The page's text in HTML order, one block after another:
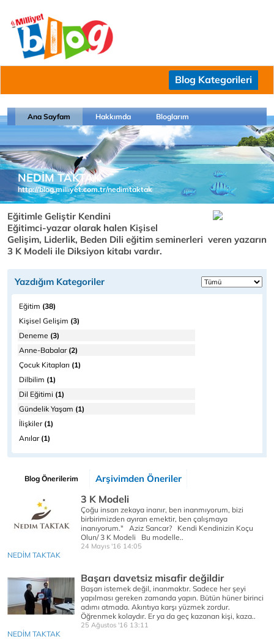
Blog Kategorileri
Ana Sayfam Hakkımda Bloglarım
NEDİM TAKTAK
http://blog.milliyet.com.tr/nedimtaktak
Eğitimle Geliştir Kendini
Eğitimci-yazar olarak halen Kişisel
Gelişim, Liderlik, Beden Dili eğitim seminerleri veren yazarın
3 K Modeli ile Diksiyon kitabı vardır.
Yazdığım Kategoriler
Eğitim (38)
Kişisel Gelişim (3)
Deneme (3)
Anne-Babalar(2)
Çocuk Kitapları (1)
Dilbilim (1)
Dil Eğitimi (1)
Gündelik Yaşam (1)
İlişkiler(1)
Anılar(1)
Blog Önerilerim Arşivimden Öneriler
3 K Modeli
Çoğu insan zekaya inanır, ben inanmıyorum, bizi
birbirimizden ayıran emektir, ben çalışmaya
inanıyorum." Aziz Sancar? Kendi Kendinizin Koçu
Olun/ 3 K Modeli Bu modelle..
24 Mayıs '16 14:05
NEDİM TAKTAK
Başarı davetsiz misafir değildir
Başarı istemek değil, inanmaktır. Sadece her şeyi
yapılması gereken zamanda yapın. Bütün hüner birinci
adımı atmada. Akıntıya karşı yüzmek zordur.
Öğrenmek kolaydır. Er ya da geç kazanan kişi, kaza..
25 Ağustos '16 13:11
NEDİM TAKTAK